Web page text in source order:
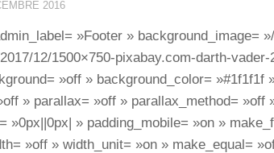
2016
»Footer » background_image=
12/1500×750-pixabay.com-darth-vader-
»off » background_color= »#1f1f1f
» parallax= »off » parallax_method= »off
»0px||0px| » padding_mobile= »on »
»off » width_unit= »on » make_equal=